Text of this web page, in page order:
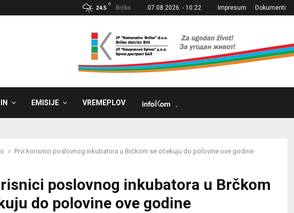
24.5
C
Brčko 07.08.2026. - 10:22 Impresum Dokumenti
EMISIJE VREMEPLOV
Prvi korisnici poslovnog inkubatora u Brčkom se očekuju do polovine ove godine
poslovnog inkubatora u Brčkom
do polovine ove godine